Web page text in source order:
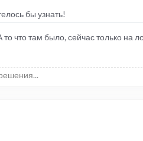
бы узнать!
что там было, сейчас только на